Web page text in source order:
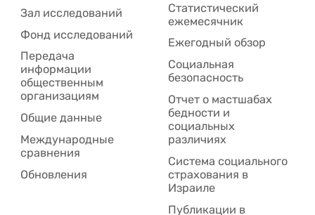
Зал исследований
Фонд исследований
Передача
информации
общественным
организациям
Общие данные
Международные
сравнения
Обновления
Статистический
ежемесячник
Ежегодный обзор
Социальная
безопасность
Отчет о мастшабах
бедности и
социальных
различиях
Система социального
страхования в
Израиле
Публикации в